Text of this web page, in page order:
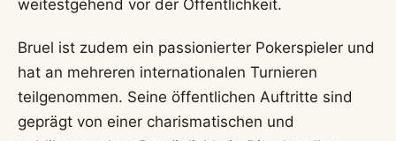
weitestgehend vor der Öffentlichkeit.
Bruel ist zudem ein passionierter Pokerspieler und
hat an mehreren internationalen Turnieren
teilgenommen. Seine öffentlichen Auftritte sind
geprägt von einer charismatischen und